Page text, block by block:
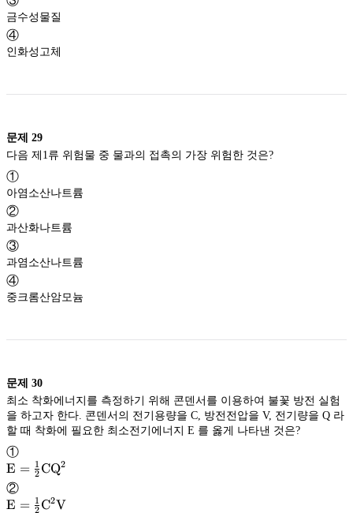
금수성물질
④
인화성고체
문제 29
①
아염소산나트륨
②
과산화나트륨
③
과염소산나트륨
④
중크롬산암모늄
문제 30
최소 착화에너지를 측정하기 위해 콘덴서를 이용하여 불꽃 방전 실험
을 하고자 한다. 콘덴서의 전기용량을 C, 방전전압을 V, 전기량을 Q 라
①
\rm
\mathrm{E}
E
= \frac{1}
E = 2
1 CQ2
②
\rm
E = 2
1 C2V